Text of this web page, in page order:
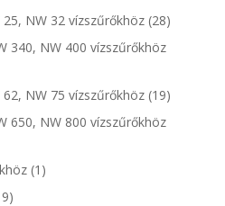
NW 32 vízszűrőkhöz (28)
340, NW 400 vízszűrőkhöz
NW 75 vízszűrőkhöz (19)
650, NW 800 vízszűrőkhöz
(1)